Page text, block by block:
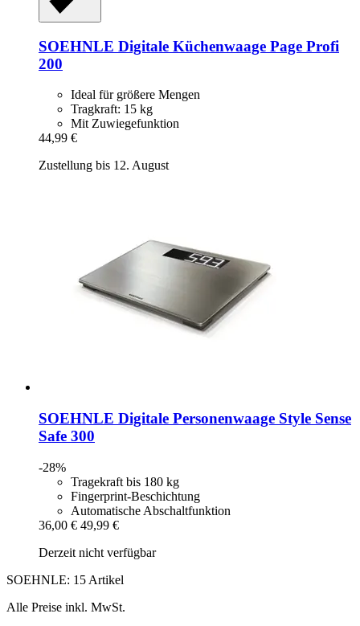
SOEHNLE Digitale Küchenwaage Page Profi
200
Ideal für größere Mengen
Tragkraft: 15 kg
Mit Zuwiegefunktion
44,99 €
Zustellung bis 12. August
SOEHNLE Digitale Personenwaage Style Sense
Safe 300
-28%
Tragekraft bis 180 kg
Fingerprint-Beschichtung
Automatische Abschaltfunktion
36,00 € 49,99 €
Derzeit nicht verfügbar
SOEHNLE: 15 Artikel
Alle Preise inkl. MwSt.